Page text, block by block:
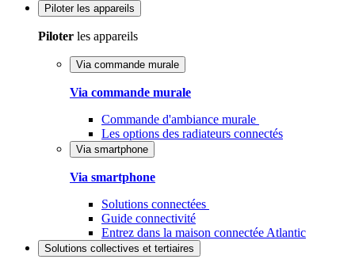
Piloter les appareils
Piloter les appareils
Via commande murale
Via commande murale
Commande d'ambiance murale
Les options des radiateurs connectés
Via smartphone
Via smartphone
Solutions connectées
Guide connectivité
Entrez dans la maison connectée Atlantic
Solutions collectives et tertiaires